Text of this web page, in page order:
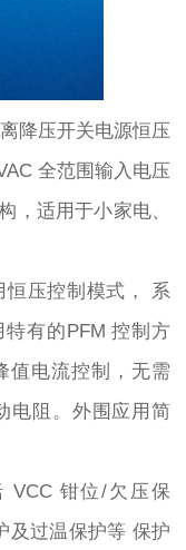
降压开关电源恒压
全范围输入电压
，适用于小家电、
恒压控制模式， 系
有的PFM 控制方
值电流控制，无需
电阻。外围应用简
VCC 钳位/欠压保
及过温保护等 保护